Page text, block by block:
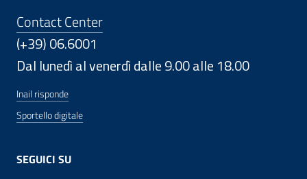
Contact Center
(+39) 06.6001
Dal lunedì al venerdì dalle 9.00 alle 18.00
Inail risponde
Sportello digitale
SEGUICI SU